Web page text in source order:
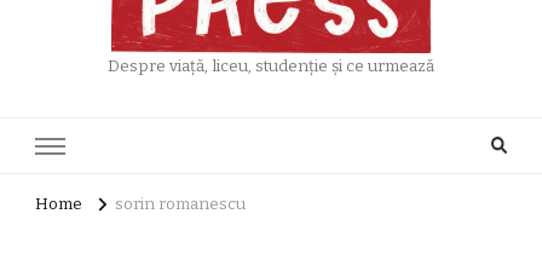
Despre viață, liceu, studenție și ce urmează
Home sorin romanescu